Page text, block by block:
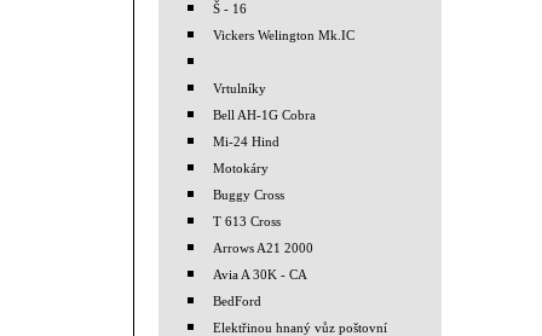
Š - 16
Vickers Welington Mk.IC
Vrtulníky
Bell AH-1G Cobra
Mi-24 Hind
Motokáry
Buggy Cross
T 613 Cross
Arrows A21 2000
Avia A 30K - CA
BedFord
Elektřinou hnaný vůz poštovní